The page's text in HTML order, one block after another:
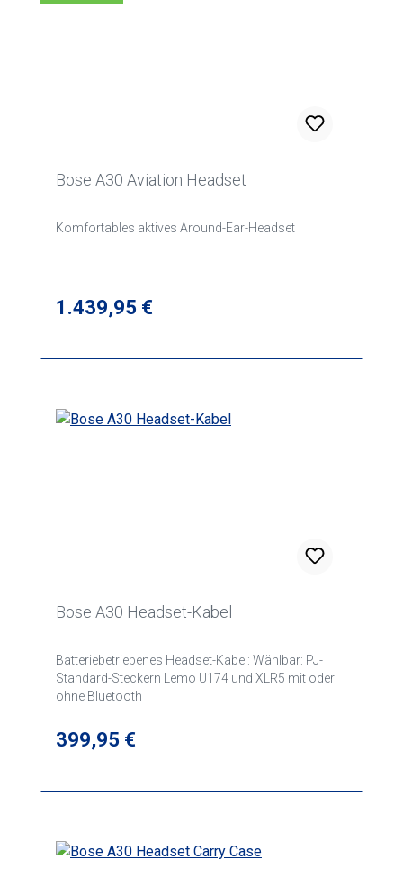
Bose A30 Aviation Headset
Komfortables aktives Around-Ear-Headset
Regulärer Preis:
1.439,95 €
Bose A30 Headset-Kabel
Batteriebetriebenes Headset-Kabel: Wählbar: PJ-
Standard-Steckern Lemo U174 und XLR5 mit oder
ohne Bluetooth
Regulärer Preis:
399,95 €